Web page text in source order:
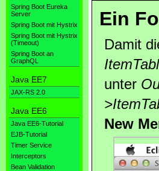
Spring Boot Eureka
Server
Spring Boot mit Hystrix
Spring Boot mit Hystrix
(Timeout)
Spring Boot an
GraphQL
Java EE7
JAX-RS 2.0
Java EE6
Java EE6-Tutorial
EJB-Tutorial
Timer Service
Interceptors
Bean Validation
Ein
Damit
unter
New